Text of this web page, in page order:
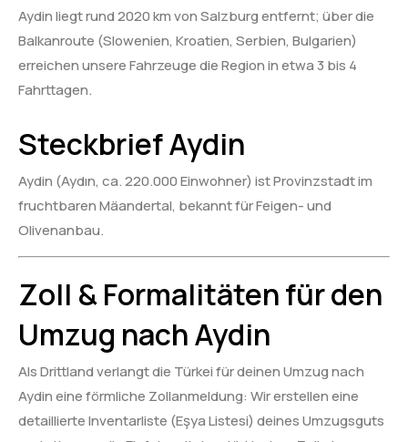
Aydin liegt rund 2020 km von Salzburg entfernt; über die
Balkanroute (Slowenien, Kroatien, Serbien, Bulgarien)
erreichen unsere Fahrzeuge die Region in etwa 3 bis 4
Fahrttagen.
Steckbrief Aydin
Aydin (Aydın, ca. 220.000 Einwohner) ist Provinzstadt im
fruchtbaren Mäandertal, bekannt für Feigen- und
Olivenanbau.
Zoll & Formalitäten für den
Umzug nach Aydin
Als Drittland verlangt die Türkei für deinen Umzug nach
Aydin eine förmliche Zollanmeldung: Wir erstellen eine
detaillierte Inventarliste (Eşya Listesi) deines Umzugsguts